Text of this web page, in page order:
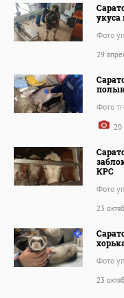
Фото
29
Фото
20
КРС
Фото
23
Фото
23